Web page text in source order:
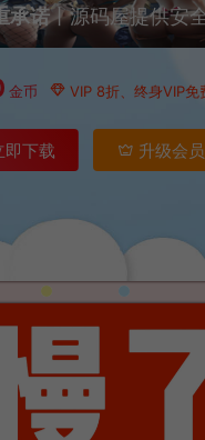
承诺丨源码屋提供安
金币 VIP 8折、终身VIP免
即下载 升级会员